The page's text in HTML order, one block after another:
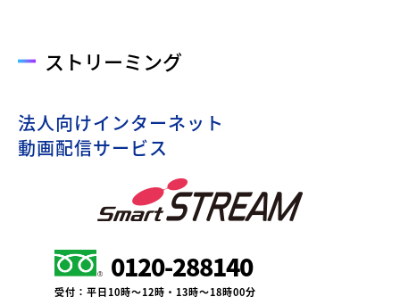
ストリーミング
法人向けインターネット
動画配信サービス
0120-288140
受付：平日10時～12時・13時～18時00分